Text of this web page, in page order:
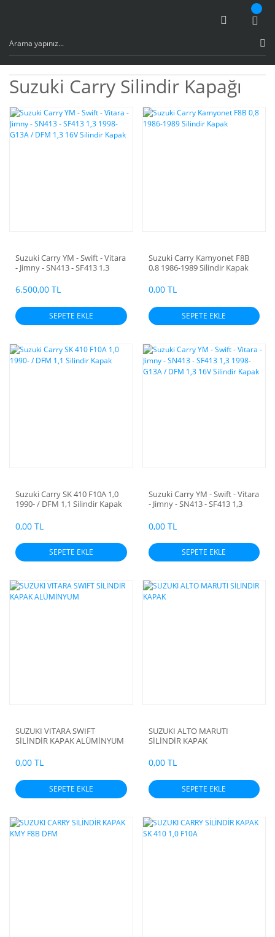
Suzuki Carry Silindir Kapağı
Suzuki Carry YM - Swift - Vitara
- Jimny - SN413 - SF413 1,3
Silindir Kapak
6.500,00 TL
SEPETE EKLE
Suzuki Carry Kamyonet F8B
0,8 1986-1989 Silindir Kapak
0,00 TL
SEPETE EKLE
Suzuki Carry SK 410 F10A 1,0
1990- / DFM 1,1 Silindir Kapak
0,00 TL
SEPETE EKLE
Suzuki Carry YM - Swift - Vitara
- Jimny - SN413 - SF413 1,3
Silindir Kapak
0,00 TL
SEPETE EKLE
SUZUKI VITARA SWIFT
SİLİNDİR KAPAK ALÜMİNYUM
0,00 TL
SEPETE EKLE
SUZUKI ALTO MARUTI
SİLİNDİR KAPAK
0,00 TL
SEPETE EKLE